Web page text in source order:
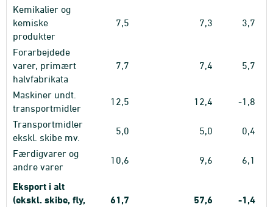
Kemikalier og
kemiske
produkter
7,5 7,3 3,7
Forarbejdede
varer, primært
halvfabrikata
7,7 7,4 5,7
Maskiner undt.
transportmidler
12,5 12,4 -1,8
Transportmidler
ekskl. skibe mv.
5,0 5,0 0,4
Færdigvarer og
andre varer
10,6 9,6 6,1
Eksport i alt
(ekskl. skibe, fly,
61,7 57,6 -1,4